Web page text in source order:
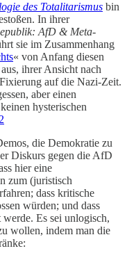
des Totalitarismus bin
In ihrer
AfD & Meta-
sie im Zusammenhang
« von Anfang diesen
ihrer Ansicht nach
auf die Nazi-Zeit.
aber einen
hysterischen
2
die Demokratie zu
Diskurs gegen die AfD
hier eine
zum (juristisch
dass kritische
würden; und dass
Es sei unlogisch,
wollen, indem man die